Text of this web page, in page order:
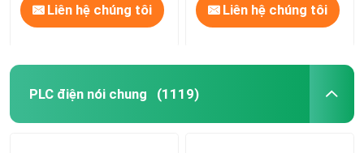
Liên hệ chúng tôi Liên hệ chúng tôi
PLC điện nói chung (1119)